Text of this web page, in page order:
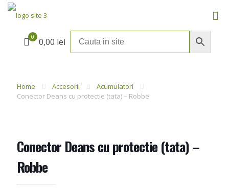
0 0,00 lei
Home Accesorii
Acumulatori
Conector Deans cu protectie (tata) – Robbe
Conector Deans cu protectie (tata) –
Robbe